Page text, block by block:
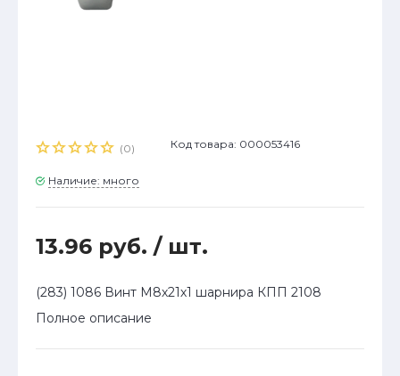
(0) Код товара: 000053416
Наличие: много
13.96 руб. / шт.
(283) 1086 Винт М8х21х1 шарнира КПП 2108
Полное описание